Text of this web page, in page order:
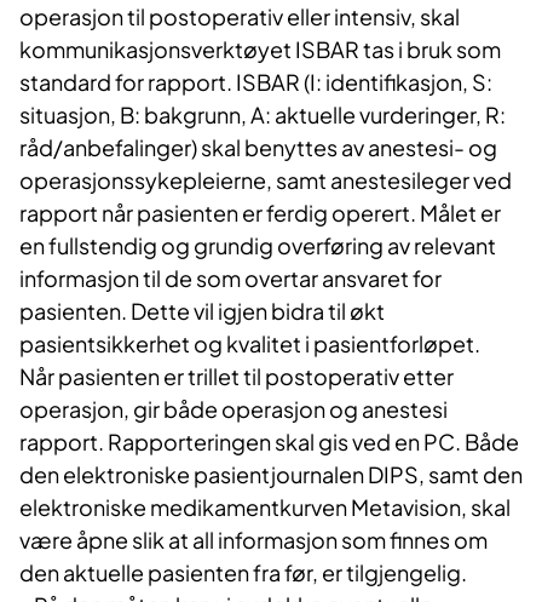
operasjon til postoperativ eller intensiv, skal
kommunikasjonsverktøyet ISBAR tas i bruk som
standard for rapport. ISBAR (I: identifikasjon, S:
situasjon, B: bakgrunn, A: aktuelle vurderinger, R:
råd/anbefalinger) skal benyttes av anestesi- og
operasjonssykepleierne, samt anestesileger ved
rapport når pasienten er ferdig operert. Målet er
en fullstendig og grundig overføring av relevant
informasjon til de som overtar ansvaret for
pasienten. Dette vil igjen bidra til økt
pasientsikkerhet og kvalitet i pasientforløpet.
Når pasienten er trillet til postoperativ etter
operasjon, gir både operasjon og anestesi
rapport. Rapporteringen skal gis ved en PC. Både
den elektroniske pasientjournalen DIPS, samt den
elektroniske medikamentkurven Metavision, skal
være åpne slik at all informasjon som finnes om
den aktuelle pasienten fra før, er tilgjengelig.